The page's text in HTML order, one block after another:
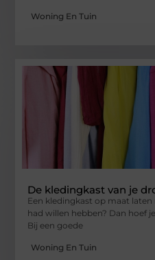
Woning En Tuin
De kledingkast van je
Een kledingkast op maat laten
had willen hebben? Dan hoef
Bij een goede
Woning En Tuin